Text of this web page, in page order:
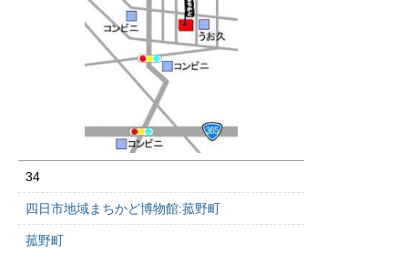
34
四日市地域まちかど博物館:菰野町
菰野町